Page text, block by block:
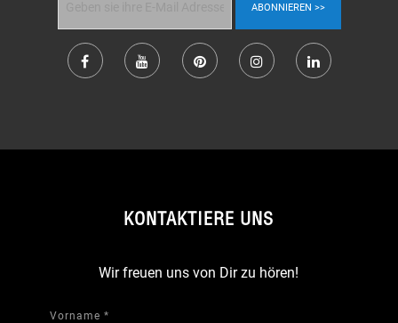
ABONNIEREN
KONTAKTIERE UNS
Wir freuen uns von Dir zu hören!
Vorname *